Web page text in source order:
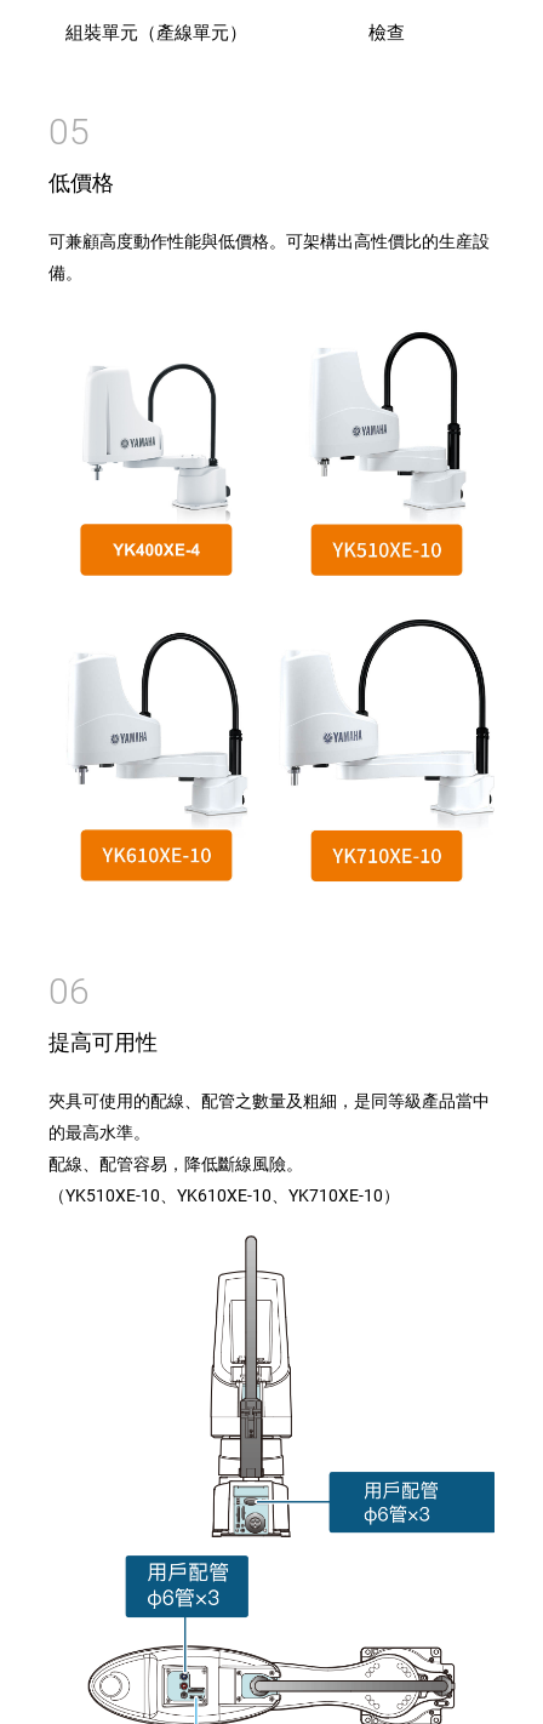
組裝單元（產線單元） 檢查
05
低價格
可兼顧高度動作性能與低價格。可架構出高性價比的生産設
備。
06
提高可用性
夾具可使用的配線、配管之數量及粗細，是同等級產品當中
的最高水準。
配線、配管容易，降低斷線風險。
（YK510XE-10、YK610XE-10、YK710XE-10）